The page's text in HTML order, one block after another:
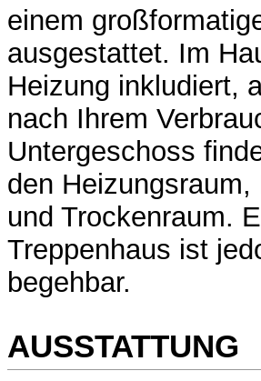
einem
ausgestattet. Im
Heizung inkludiert,
nach Ihrem
Untergeschoss
den
und Trockenraum.
Treppenhaus ist
begehbar.
AUSSTATTUNG